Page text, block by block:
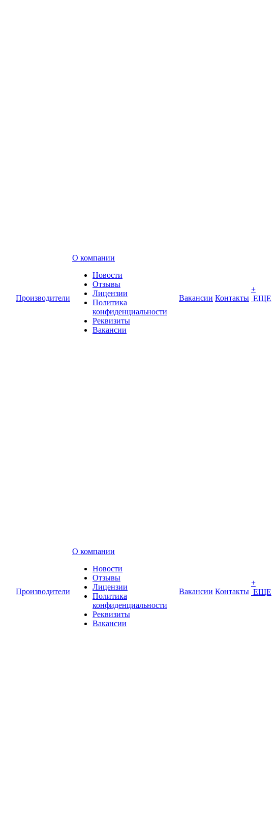
Производители
О компании
Новости
Отзывы
Лицензии
Политика
конфиденциальности
Реквизиты
Вакансии
Вакансии Контакты
+
ЕЩЕ
Производители
О компании
Новости
Отзывы
Лицензии
Политика
конфиденциальности
Реквизиты
Вакансии
Вакансии Контакты
+
ЕЩЕ